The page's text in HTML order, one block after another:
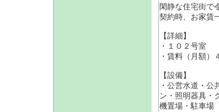
閑静な住宅街で
契約時、お家賃
【詳細】
・１０２号室
・賃料（月額）
【設備】
・公営水道・
ン・照明器具・
機置場・駐車場